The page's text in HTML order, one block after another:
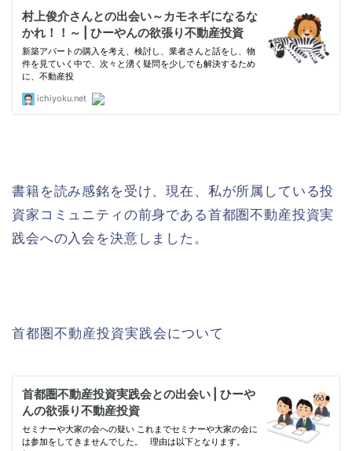
書籍を読み感銘を受け、現在、私が所属している投
資家コミュニティの前身である首都圏不動産投資実
践会への入会を決意しました。
首都圏不動産投資実践会について